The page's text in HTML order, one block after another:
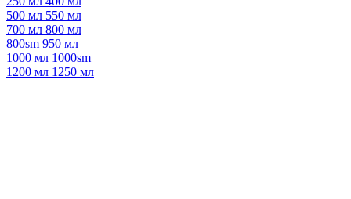
500 мл 550 мл
700 мл 800 мл
800sm 950 мл
1000 мл 1000sm
1200 мл 1250 мл